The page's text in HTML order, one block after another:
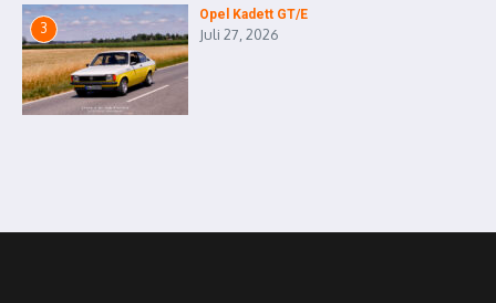
3
Opel Kadett GT/E
Juli 27, 2026